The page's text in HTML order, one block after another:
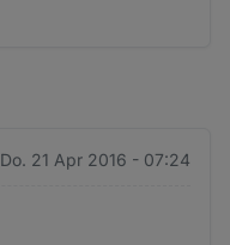
Do. 21 Apr 2016 - 07:24